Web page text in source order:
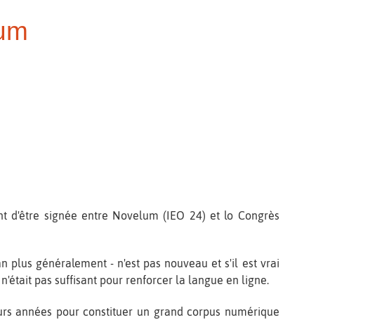
signée entre Novelum (IEO 24) et lo Congrès
généralement - n'est pas nouveau et s'il est vrai
pas suffisant pour renforcer la langue en ligne.
années pour constituer un grand corpus numérique